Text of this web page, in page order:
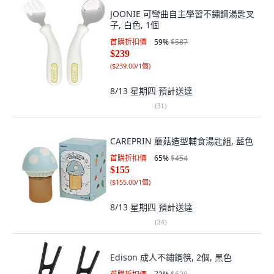
JOONIE 可彎曲自主學習不鏽鋼湯匙叉
子, 白色, 1個
首購折扣價 59%$587
$239
($239.00/1個)
8/13 星期四 預計送達
(31)
CAREPRIN 蘑菇造型輔食湯匙組, 藍色
首購折扣價 65%$454
$155
($155.00/1個)
8/13 星期四 預計送達
(34)
Edison 成人不鏽鋼筷, 2個, 黑色